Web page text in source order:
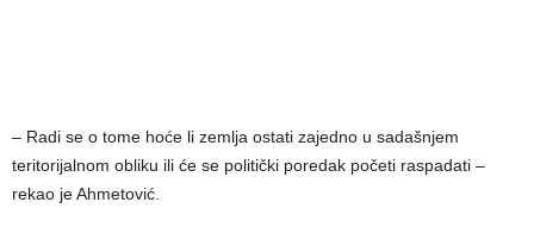
– Radi se o tome hoće li zemlja ostati zajedno u sadašnjem
teritorijalnom obliku ili će se politički poredak početi raspadati –
rekao je Ahmetović.